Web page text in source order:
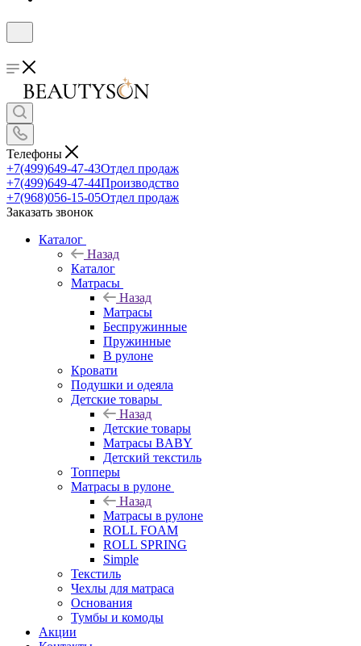
Телефоны
+7(499)649-47-43Отдел продаж
+7(499)649-47-44Производство
+7(968)056-15-05Отдел продаж
Заказать звонок
Каталог
Назад
Каталог
Матрасы
Назад
Матрасы
Беспружинные
Пружинные
В рулоне
Кровати
Подушки и одеяла
Детские товары
Назад
Детские товары
Матрасы BABY
Детский текстиль
Топперы
Матрасы в рулоне
Назад
Матрасы в рулоне
ROLL FOAM
ROLL SPRING
Simple
Текстиль
Чехлы для матраса
Основания
Тумбы и комоды
Акции